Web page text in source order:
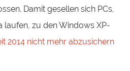
Damit gesellen sich PCs,
laufen, zu den Windows XP-
2014 nicht mehr abzusichern